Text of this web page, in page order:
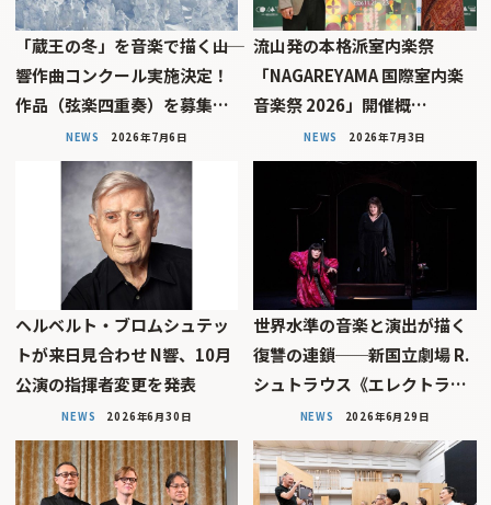
「蔵王の冬」を音楽で描く――山
響作曲コンクール実施決定！
作品（弦楽四重奏）を募集…
NEWS 2026年7月6日
流山発の本格派室内楽祭
「NAGAREYAMA 国際室内楽
音楽祭 2026」開催概…
NEWS 2026年7月3日
ヘルベルト・ブロムシュテッ
トが来日見合わせ N響、10月
公演の指揮者変更を発表
NEWS 2026年6月30日
世界水準の音楽と演出が描く
復讐の連鎖──新国立劇場 R.
シュトラウス《エレクトラ…
NEWS 2026年6月29日